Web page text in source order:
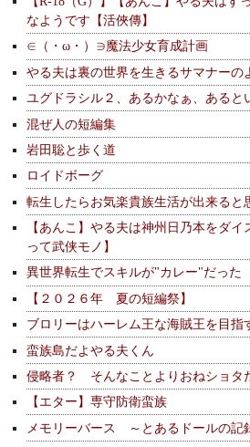
なようです【活俠傳】
∈（・ω・）∋魔法少女育成計画
やる夫は裏の世界を生きるサマナーの
ユグドラシル２、あるかなぁ、あると
混ぜ人の短編集
岩田聡と歩く道
ロイドボーグ
転生したらお気楽貴族生活が出来ると
【あんこ】やる夫は神州日乃本をダ
って武侠モノ】
異世界転生でスキルが"カレー"だった
【２０２６年 夏の短編祭】
ブロリーはハーレム王な海賊王を目指
蛮族島だよやる夫くん
侵略者？ そんなことよりおねショタ
【エター】専守防衛蛮族
メモリーバース ～とあるドールの記